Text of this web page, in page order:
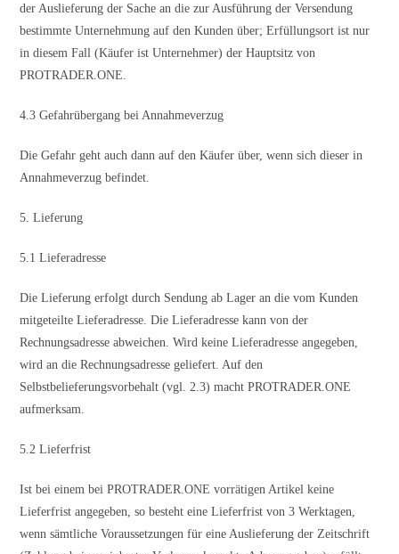
der Auslieferung der Sache an die zur Ausführung der Versendung
bestimmte Unternehmung auf den Kunden über; Erfüllungsort ist nur
in diesem Fall (Käufer ist Unternehmer) der Hauptsitz von
PROTRADER.ONE.
4.3 Gefahrübergang bei Annahmeverzug
Die Gefahr geht auch dann auf den Käufer über, wenn sich dieser in
Annahmeverzug befindet.
5. Lieferung
5.1 Lieferadresse
Die Lieferung erfolgt durch Sendung ab Lager an die vom Kunden
mitgeteilte Lieferadresse. Die Lieferadresse kann von der
Rechnungsadresse abweichen. Wird keine Lieferadresse angegeben,
wird an die Rechnungsadresse geliefert. Auf den
Selbstbelieferungsvorbehalt (vgl. 2.3) macht PROTRADER.ONE
aufmerksam.
5.2 Lieferfrist
Ist bei einem bei PROTRADER.ONE vorrätigen Artikel keine
Lieferfrist angegeben, so besteht eine Lieferfrist von 3 Werktagen,
wenn sämtliche Voraussetzungen für eine Auslieferung der Zeitschrift